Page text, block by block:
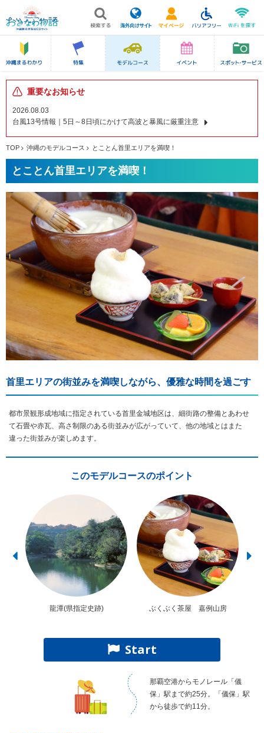
重要なお知らせ
2026.08.03
台風13号情報｜5日～8日頃にかけて高波と暴風に厳重注意
TOP 沖縄のモデルコース とことん首里エリアを満喫！
とことん首里エリアを満喫！
首里エリアの街並みを満喫しながら、優雅な時間を過ごす
都市景観形成地域に指定されている首里金城地区は、細街路の整備とあわせ
て石畳や赤瓦、高さ制限のある街並みが広がっていて、他の地域とはまた
違った街並みが楽しめます。
このモデルコースのポイント
龍潭(県指定史跡) ぶくぶく茶屋 嘉例山房
Start
那覇空港からモノレール「儀
保」駅まで約25分。「儀保」駅
から徒歩で約11分。